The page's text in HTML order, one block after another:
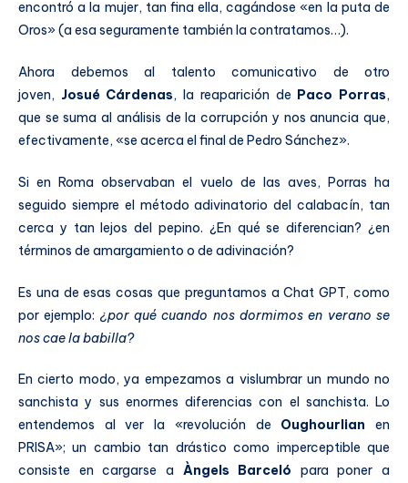
encontró a la mujer, tan fina ella, cagándose «en la puta de
Oros» (a esa seguramente también la contratamos…).
Ahora debemos al talento comunicativo de otro
joven, Josué Cárdenas, la reaparición de Paco Porras,
que se suma al análisis de la corrupción y nos anuncia que,
efectivamente, «se acerca el final de Pedro Sánchez».
Si en Roma observaban el vuelo de las aves, Porras ha
seguido siempre el método adivinatorio del calabacín, tan
cerca y tan lejos del pepino. ¿En qué se diferencian? ¿en
términos de amargamiento o de adivinación?
Es una de esas cosas que preguntamos a Chat GPT, como
por ejemplo: ¿por qué cuando nos dormimos en verano se
nos cae la babilla?
En cierto modo, ya empezamos a vislumbrar un mundo no
sanchista y sus enormes diferencias con el sanchista. Lo
entendemos al ver la «revolución de Oughourlian en
PRISA»; un cambio tan drástico como imperceptible que
consiste en cargarse a Àngels Barceló para poner a